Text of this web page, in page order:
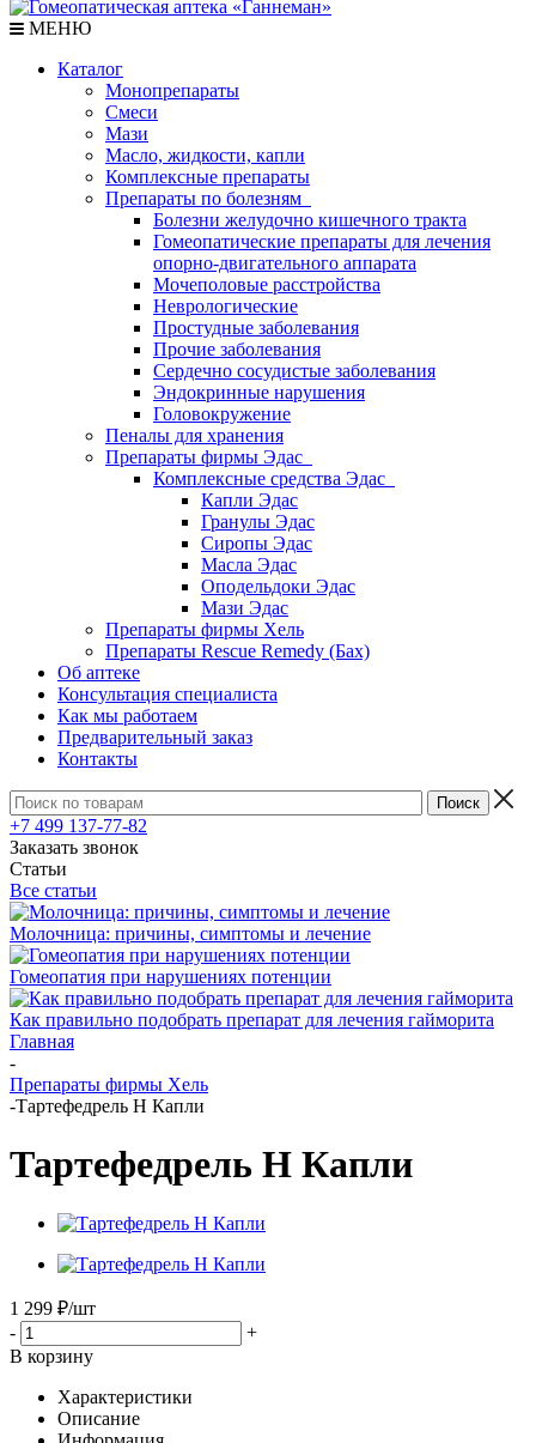
МЕНЮ
Каталог
Монопрепараты
Смеси
Мази
Масло, жидкости, капли
Комплексные препараты
Препараты по болезням
Болезни желудочно кишечного тракта
Гомеопатические препараты для лечения
опорно-двигательного аппарата
Мочеполовые расстройства
Неврологические
Простудные заболевания
Прочие заболевания
Сердечно сосудистые заболевания
Эндокринные нарушения
Головокружение
Пеналы для хранения
Препараты фирмы Эдас
Комплексные средства Эдас
Капли Эдас
Гранулы Эдас
Сиропы Эдас
Масла Эдас
Оподельдоки Эдас
Мази Эдас
Препараты фирмы Хель
Препараты Rescue Remedy (Бах)
Об аптеке
Консультация специалиста
Как мы работаем
Предварительный заказ
Контакты
+7 499 137-77-82
Заказать звонок
Статьи
Все статьи
Молочница: причины, симптомы и лечение
Гомеопатия при нарушениях потенции
Как правильно подобрать препарат для лечения гайморита
Главная
-
Препараты фирмы Хель
-Тартефедрель Н Капли
Тартефедрель Н Капли
1 299 ₽/шт
-
+
В корзину
Характеристики
Описание